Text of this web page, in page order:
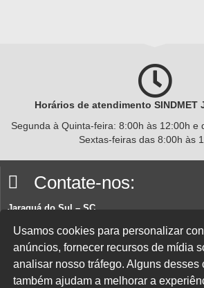
Horários de atendimento SINDMET
Segunda à Quinta-feira: 8:00h às 12:00h e
Sextas-feiras das 8:00h às
Contate-nos:
Jaraguá do Sul – SC
Rua João Planincheck, 157, Nova Brasília –
E-mail:sindicatom@metalurgicosjaragua.com.br
Fone: (47) 3371-2100
Usamos cookies para personalizar
anúncios, fornecer recursos de mídia
analisar nosso tráfego. Alguns desses
também ajudam a melhorar a